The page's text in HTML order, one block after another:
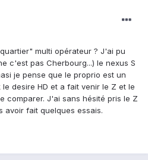
multi opérateur ? J'ai pu
c'est pas Cherbourg...) le nexus S
je pense que le proprio est un
desire HD et a fait venir le Z et le
comparer. J'ai sans hésité pris le Z
avoir fait quelques essais.